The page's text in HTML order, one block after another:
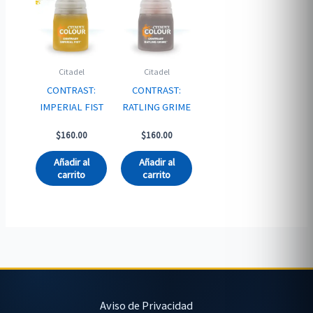
Citadel
CONTRAST:
IMPERIAL FIST
$160.00
Añadir al
carrito
Citadel
CONTRAST:
RATLING GRIME
$160.00
Añadir al
carrito
Aviso de Privacidad